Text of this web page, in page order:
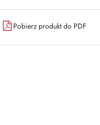
Pobierz produkt do PDF